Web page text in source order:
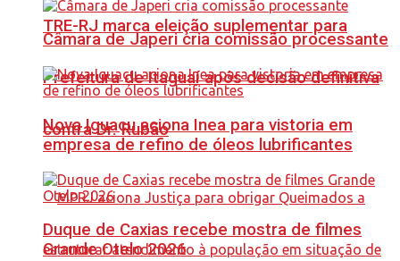
TRE-RJ marca eleição suplementar para
Prefeitura de Itaguaí após decisão definitiva
contra Dr. Rubão
Câmara de Japeri cria comissão processante
Nova Iguaçu aciona Inea para vistoria em
empresa de refino de óleos lubrificantes
Duque de Caxias recebe mostra de filmes
Grande Otelo 2026